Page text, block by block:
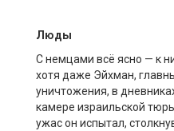
Люды
С немцами всё ясно — к
хотя даже Эйхман,
уничтожения, в
камере израильской
ужас он испытал,